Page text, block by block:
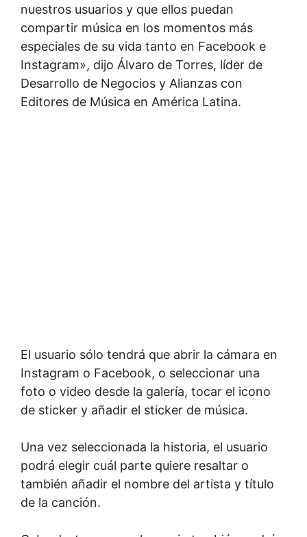
nuestros usuarios y que ellos puedan
compartir música en los momentos más
especiales de su vida tanto en Facebook e
Instagram», dijo Álvaro de Torres, líder de
Desarrollo de Negocios y Alianzas con
Editores de Música en América Latina.
El usuario sólo tendrá que abrir la cámara en
Instagram o Facebook, o seleccionar una
foto o video desde la galería, tocar el icono
de sticker y añadir el sticker de música.
Una vez seleccionada la historia, el usuario
podrá elegir cuál parte quiere resaltar o
también añadir el nombre del artista y título
de la canción.